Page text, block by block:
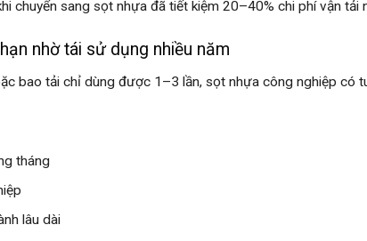
chuyển sang sọt nhựa đã tiết kiệm 20–40% chi phí vận
nhờ tái sử dụng nhiều năm
bao tải chỉ dùng được 1–3 lần, sọt nhựa công nghiệp có
tháng
lâu dài